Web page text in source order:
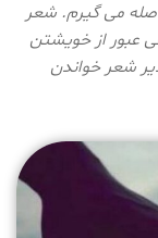
می گیرم. شعر
عبور از خویشتن
شعر خواندن